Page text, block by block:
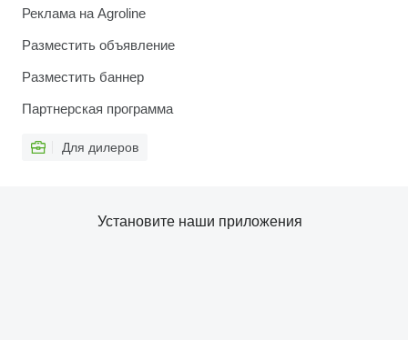
Реклама на Agroline
Разместить объявление
Разместить баннер
Партнерская программа
Для дилеров
Установите наши приложения